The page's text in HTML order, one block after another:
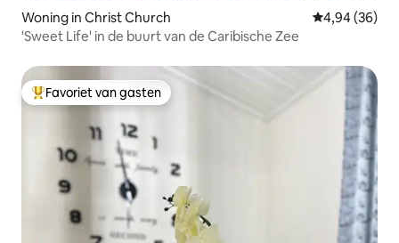
Woning in Christ Church Gemiddelde
4,94 (36)
'Sweet Life' in de buurt van de Caribische Zee
Topfavoriet van gasten
Favoriet van gasten